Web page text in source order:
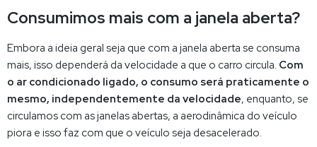
Consumimos mais com a janela aberta?
Embora a ideia geral seja que com a janela aberta se consuma
mais, isso dependerá da velocidade a que o carro circula. Com
o ar condicionado ligado, o consumo será praticamente o
mesmo, independentemente da velocidade, enquanto, se
circulamos com as janelas abertas, a aerodinâmica do veículo
piora e isso faz com que o veículo seja desacelerado.